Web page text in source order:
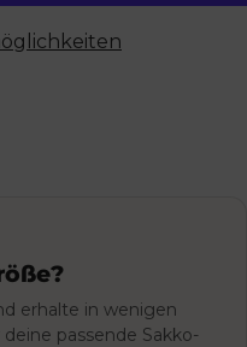
erhalte in wenigen
passende Sakko-